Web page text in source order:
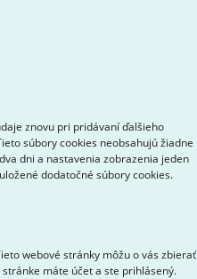
znovu pri pridávaní ďalšieho
súbory cookies neobsahujú žiadne
dni a nastavenia zobrazenia jeden
dodatočné súbory cookies.
webové stránky môžu o vás zbierať
máte účet a ste prihlásený.